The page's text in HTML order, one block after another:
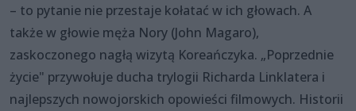
– to pytanie nie przestaje kołatać w ich głowach. A
także w głowie męża Nory (John Magaro),
zaskoczonego nagłą wizytą Koreańczyka. „Poprzednie
życie" przywołuje ducha trylogii Richarda Linklatera i
najlepszych nowojorskich opowieści filmowych. Historii